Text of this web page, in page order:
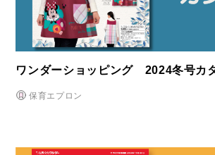
ワンダーショッピング 2024冬号カ
保育エプロン